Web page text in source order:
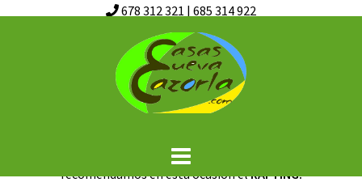
678 312 321 | 685 314 922
Saltar
al
contenido
RAFTING
Les ofrecemos unaamplia gama de actividades en la
de disfrutar de la montaña, donde especialmente le
recomendamos en esta ocasión elRAFTING.